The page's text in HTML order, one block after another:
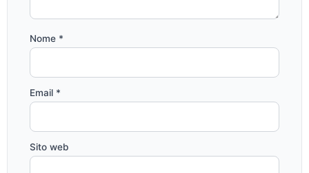
Nome *
Email *
Sito web